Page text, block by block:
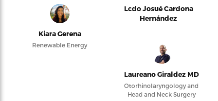
Kiara Gerena
Renewable Energy
Lcdo Josué Cardona
Hernández
Laureano Giraldez MD
Otorhinolaryngology and
Head and Neck Surgery